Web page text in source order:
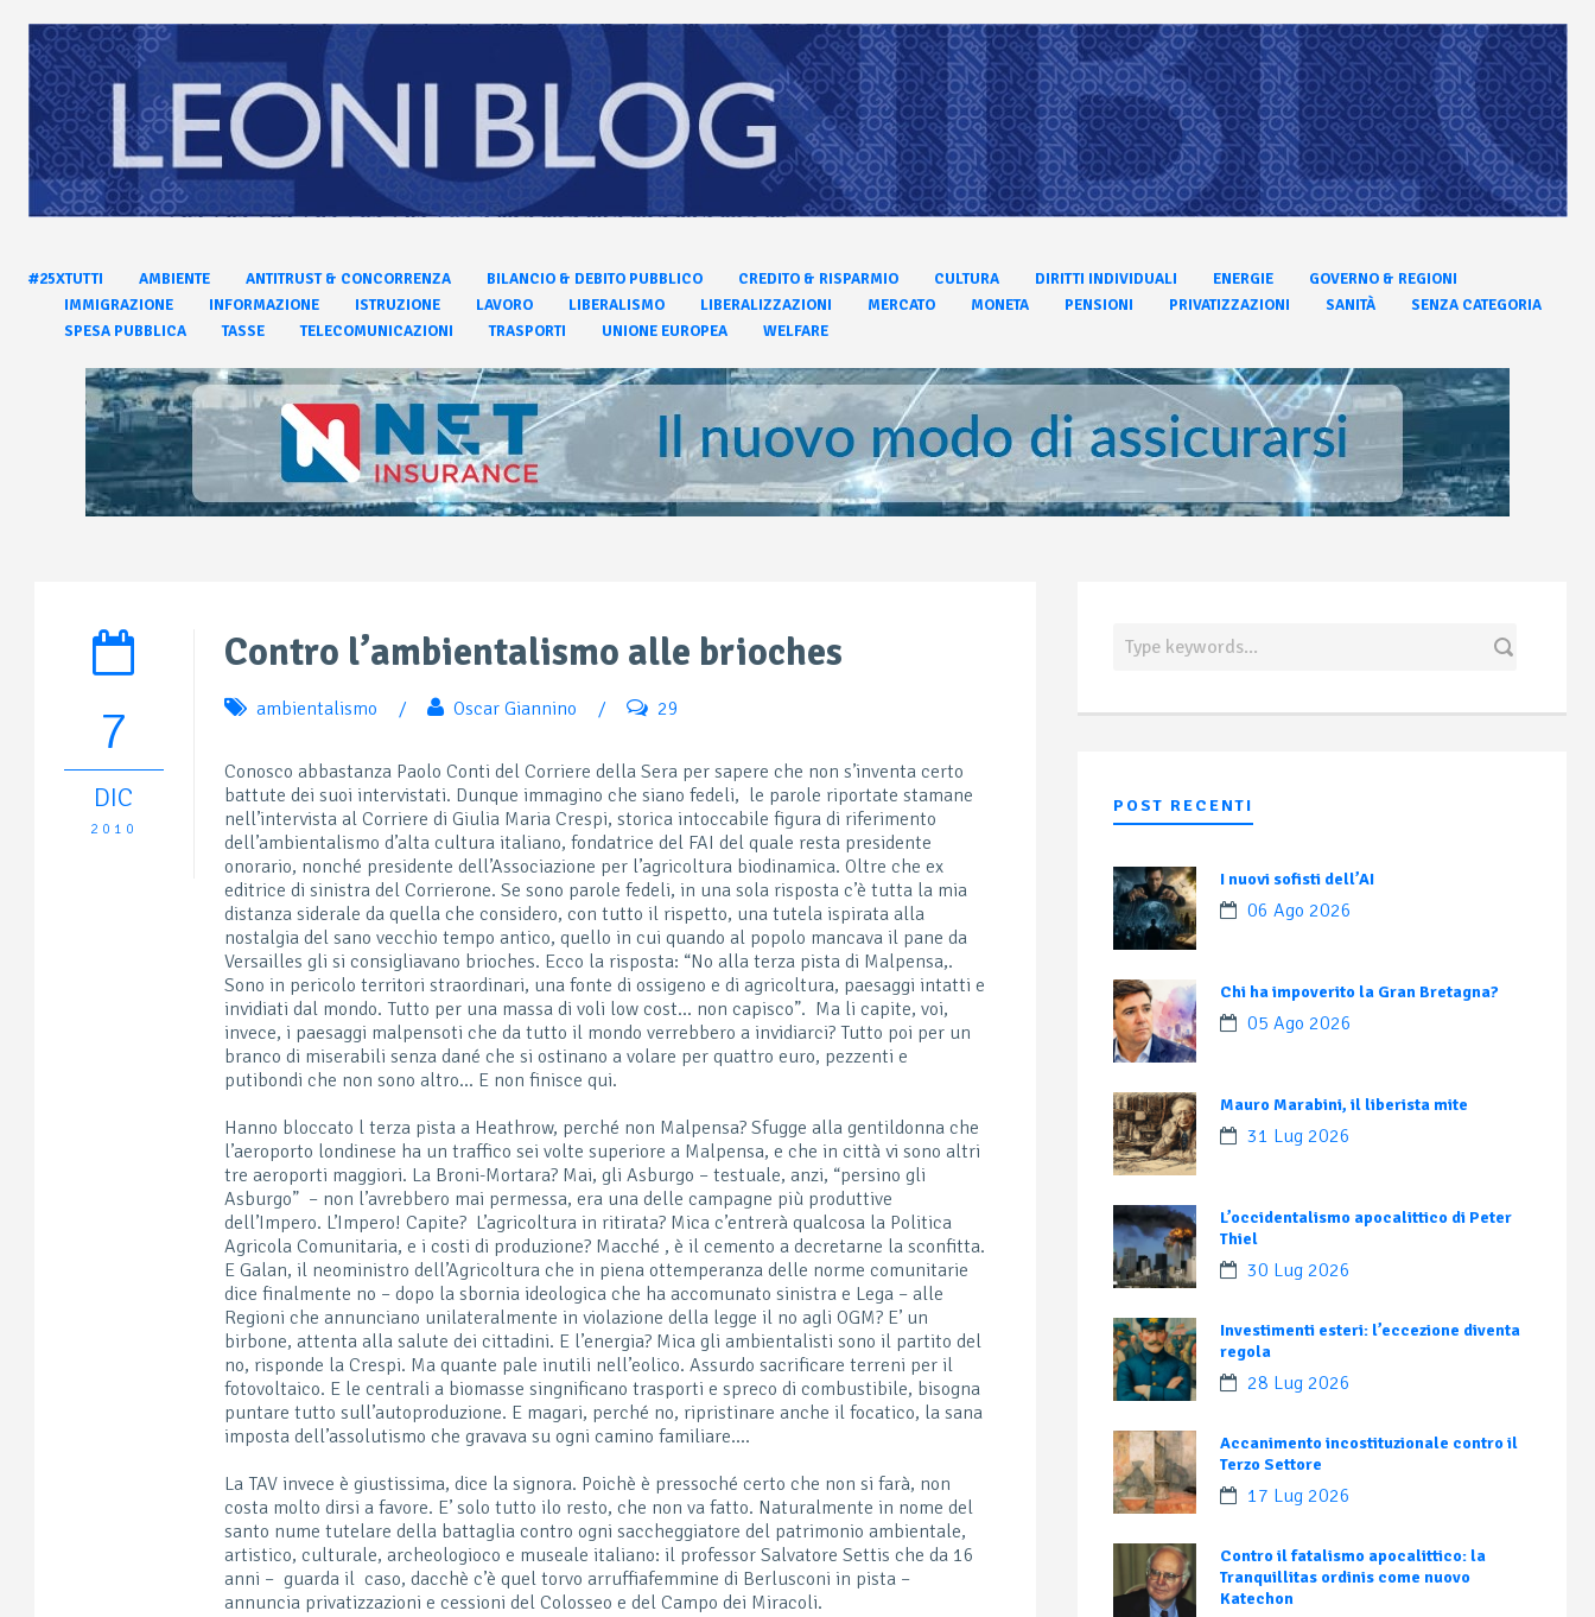
#25XTUTTI AMBIENTE ANTITRUST & CONCORRENZA BILANCIO & DEBITO PUBBLICO CREDITO & RISPARMIO CULTURA DIRITTI INDIVIDUALI ENERGIE
GOVERNO & REGIONI
IMMIGRAZIONE
INFORMAZIONE ISTRUZIONE LAVORO LIBERALISMO LIBERALIZZAZIONI MERCATO MONETA PENSIONI PRIVATIZZAZIONI SANITÀ
SENZA CATEGORIA
SPESA PUBBLICA
TASSE TELECOMUNICAZIONI TRASPORTI UNIONE EUROPEA WELFARE
7
DIC
2010
Contro l’ambientalismo alle brioches
ambientalismo / Oscar Giannino / 29
Conosco abbastanza Paolo Conti del Corriere della Sera per sapere che non s’inventa certo
battute dei suoi intervistati. Dunque immagino che siano fedeli, le parole riportate stamane
nell’intervista al Corriere di Giulia Maria Crespi, storica intoccabile figura di riferimento
dell’ambientalismo d’alta cultura italiano, fondatrice del FAI del quale resta presidente
onorario, nonché presidente dell’Associazione per l’agricoltura biodinamica. Oltre che ex
editrice di sinistra del Corrierone. Se sono parole fedeli, in una sola risposta c’è tutta la mia
distanza siderale da quella che considero, con tutto il rispetto, una tutela ispirata alla
nostalgia del sano vecchio tempo antico, quello in cui quando al popolo mancava il pane da
Versailles gli si consigliavano brioches. Ecco la risposta: “No alla terza pista di Malpensa,.
Sono in pericolo territori straordinari, una fonte di ossigeno e di agricoltura, paesaggi intatti e
invidiati dal mondo. Tutto per una massa di voli low cost… non capisco”. Ma li capite, voi,
invece, i paesaggi malpensoti che da tutto il mondo verrebbero a invidiarci? Tutto poi per un
branco di miserabili senza dané che si ostinano a volare per quattro euro, pezzenti e
putibondi che non sono altro… E non finisce qui.
Hanno bloccato l terza pista a Heathrow, perché non Malpensa? Sfugge alla gentildonna che
l’aeroporto londinese ha un traffico sei volte superiore a Malpensa, e che in città vi sono altri
tre aeroporti maggiori. La Broni-Mortara? Mai, gli Asburgo – testuale, anzi, “persino gli
Asburgo” – non l’avrebbero mai permessa, era una delle campagne più produttive
dell’Impero. L’Impero! Capite? L’agricoltura in ritirata? Mica c’entrerà qualcosa la Politica
Agricola Comunitaria, e i costi di produzione? Macché , è il cemento a decretarne la sconfitta.
E Galan, il neoministro dell’Agricoltura che in piena ottemperanza delle norme comunitarie
dice finalmente no – dopo la sbornia ideologica che ha accomunato sinistra e Lega – alle
Regioni che annunciano unilateralmente in violazione della legge il no agli OGM? E’ un
birbone, attenta alla salute dei cittadini. E l’energia? Mica gli ambientalisti sono il partito del
no, risponde la Crespi. Ma quante pale inutili nell’eolico. Assurdo sacrificare terreni per il
fotovoltaico. E le centrali a biomasse singnificano trasporti e spreco di combustibile, bisogna
puntare tutto sull’autoproduzione. E magari, perché no, ripristinare anche il focatico, la sana
imposta dell’assolutismo che gravava su ogni camino familiare….
La TAV invece è giustissima, dice la signora. Poichè è pressoché certo che non si farà, non
costa molto dirsi a favore. E’ solo tutto ilo resto, che non va fatto. Naturalmente in nome del
santo nume tutelare della battaglia contro ogni saccheggiatore del patrimonio ambientale,
artistico, culturale, archeologioco e museale italiano: il professor Salvatore Settis che da 16
anni – guarda il caso, dacchè c’è quel torvo arruffiafemmine di Berlusconi in pista –
annuncia privatizzazioni e cessioni del Colosseo e del Campo dei Miracoli.
POST RECENTI
I nuovi sofisti dell’AI
06 Ago 2026
Chi ha impoverito la Gran Bretagna?
05 Ago 2026
Mauro Marabini, il liberista mite
31 Lug 2026
L’occidentalismo apocalittico di Peter
Thiel
30 Lug 2026
Investimenti esteri: l’eccezione diventa
regola
28 Lug 2026
Accanimento incostituzionale contro il
Terzo Settore
17 Lug 2026
Contro il fatalismo apocalittico: la
Tranquillitas ordinis come nuovo
Katechon